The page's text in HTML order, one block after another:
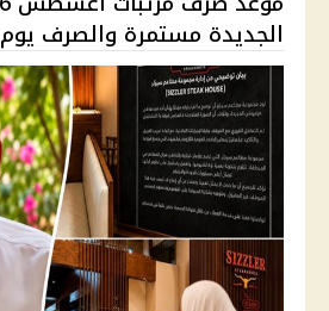
الجديدة مستمرة والصرف يوم 23 والح...